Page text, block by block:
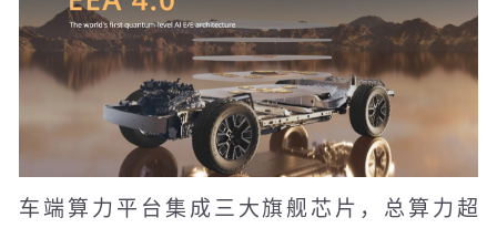
车端算力平台集成三大旗舰芯片，总算力超